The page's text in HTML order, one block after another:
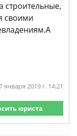
строительные,
своими
января 2019 г. 14:21
юриста